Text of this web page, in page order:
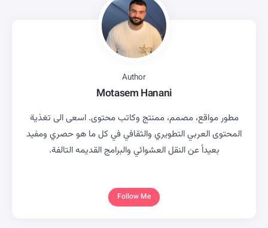
Author
Motasem Hanani
مطور مواقع، مصمم، ممنتج وكاتب محتوى. اسعى الى تغذية
المحتوى العربي التطويري والثقافي في كل ما هو حصري ومفيد
بعيداً عن النقل العشوائي والبرامج القديمه التالفة.
Follow Me